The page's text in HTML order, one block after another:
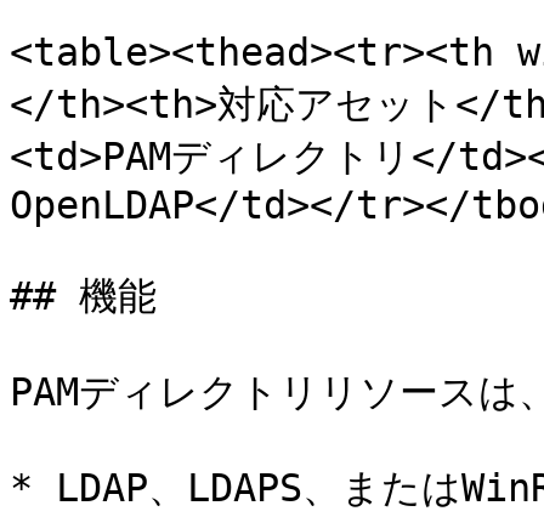
<table><thead><tr><th
</th><th>対応アセット
<td>PAMディレクトリ</
OpenLDAP</td></tr></
## 機能
PAMディレクトリリソース
* LDAP、LDAPS、または